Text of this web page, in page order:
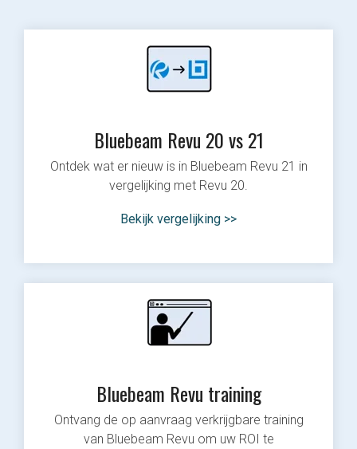
Bluebeam Revu 20 vs 21
Ontdek wat er nieuw is in Bluebeam Revu 21 in
vergelijking met Revu 20.
Bekijk vergelijking >>
Bluebeam Revu training
Ontvang de op aanvraag verkrijgbare training
van Bluebeam Revu om uw ROI te